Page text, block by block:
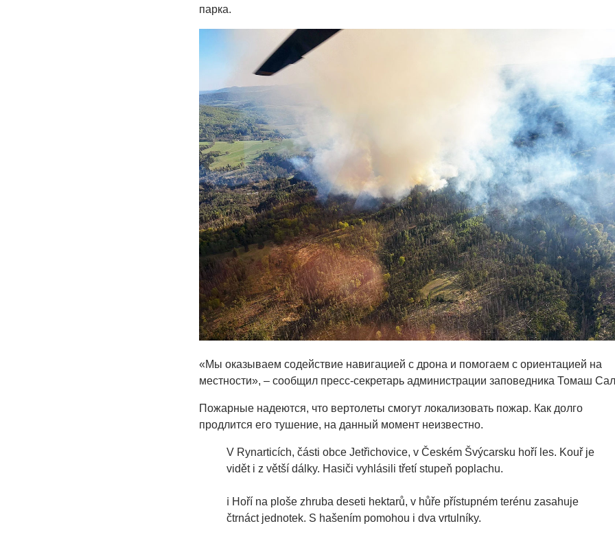
парка.
«Мы оказываем содействие навигацией с дрона и помогаем с ориентацией на
местности», – сообщил пресс-секретарь администрации заповедника Томаш
Пожарные надеются, что вертолеты смогут локализовать пожар. Как долго
продлится его тушение, на данный момент неизвестно.
V Rynarticích, části obce Jetřichovice, v Českém Švýcarsku hoří les. Kouř je
vidět i z větší dálky. Hasiči vyhlásili třetí stupeň poplachu.
ℹ️ Hoří na ploše zhruba deseti hektarů, v hůře přístupném terénu zasahuje
čtrnáct jednotek. S hašením pomohou i dva vrtulníky.